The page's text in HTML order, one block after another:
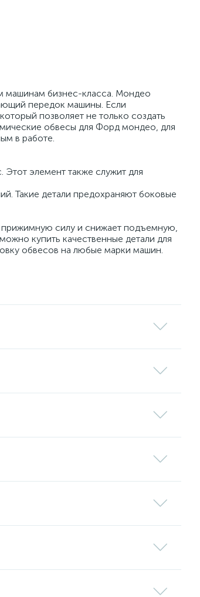
машинам бизнес-класса. Мондео
передок машины. Если
позволяет не только создать
обвесы для Форд мондео, для
в работе.
элемент также служит для
Такие детали предохраняют боковые
прижимную силу и снижает подъемную,
купить качественные детали для
обвесов на любые марки машин.